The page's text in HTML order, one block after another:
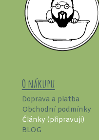
O nákupu
Doprava a platba
Obchodní podmínky
Články (připravuji)
BLOG